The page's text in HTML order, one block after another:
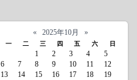
« 2025年10月 »
一 二 三 四 五 六 日
1 2 3 4
5
6
7 8 9 10 11
12
13
14 15 16 17 18
19